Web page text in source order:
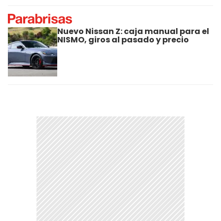
Nuevo Nissan Z: caja manual para el
NISMO, giros al pasado y precio